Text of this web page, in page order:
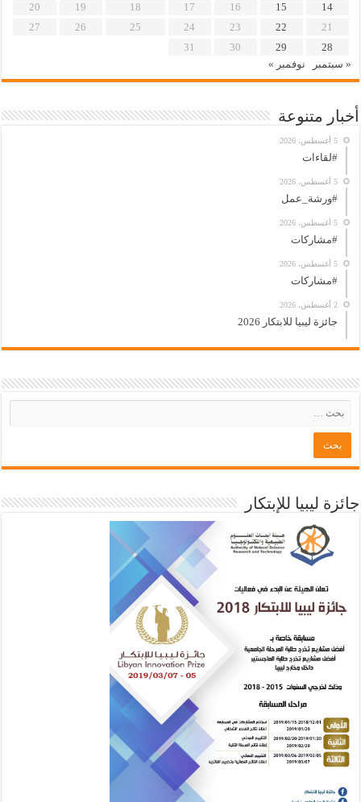
14
15
16
17
18
19
20
21
22
23
24
25
26
27
28
29
30
31
« سبتمبر
نوفمبر »
أخبار متنوعة
5 أغسطس، 2026
#لقاءات
5 أغسطس، 2026
#ورشة_عمل
5 أغسطس، 2026
#مشاركات
5 أغسطس، 2026
#مشاركات
2 أغسطس، 2026
جائزة ليبيا للابتكار 2026
جائزة ليبيا للإبتكار